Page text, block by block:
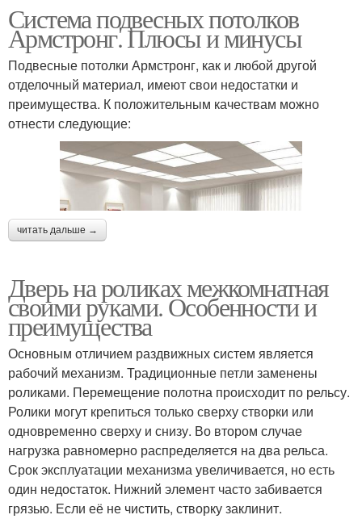
Система подвесных потолков
Армстронг. Плюсы и минусы
Подвесные потолки Армстронг, как и любой другой
отделочный материал, имеют свои недостатки и
преимущества. К положительным качествам можно
отнести следующие:
читать дальше →
Дверь на роликах межкомнатная
своими руками. Особенности и
преимущества
Основным отличием раздвижных систем является
рабочий механизм. Традиционные петли заменены
роликами. Перемещение полотна происходит по рельсу.
Ролики могут крепиться только сверху створки или
одновременно сверху и снизу. Во втором случае
нагрузка равномерно распределяется на два рельса.
Срок эксплуатации механизма увеличивается, но есть
один недостаток. Нижний элемент часто забивается
грязью. Если её не чистить, створку заклинит.